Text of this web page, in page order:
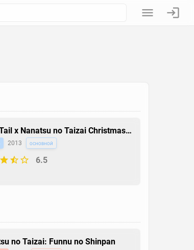
x Nanatsu no Taizai Christmas
2013 основной
6.5
no Taizai: Funnu no Shinpan